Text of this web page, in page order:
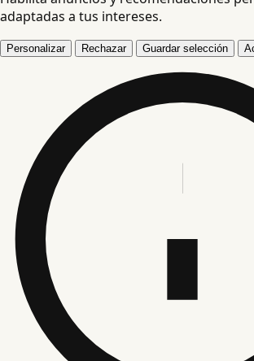
adaptadas a tus intereses.
Personalizar Rechazar Guardar selección